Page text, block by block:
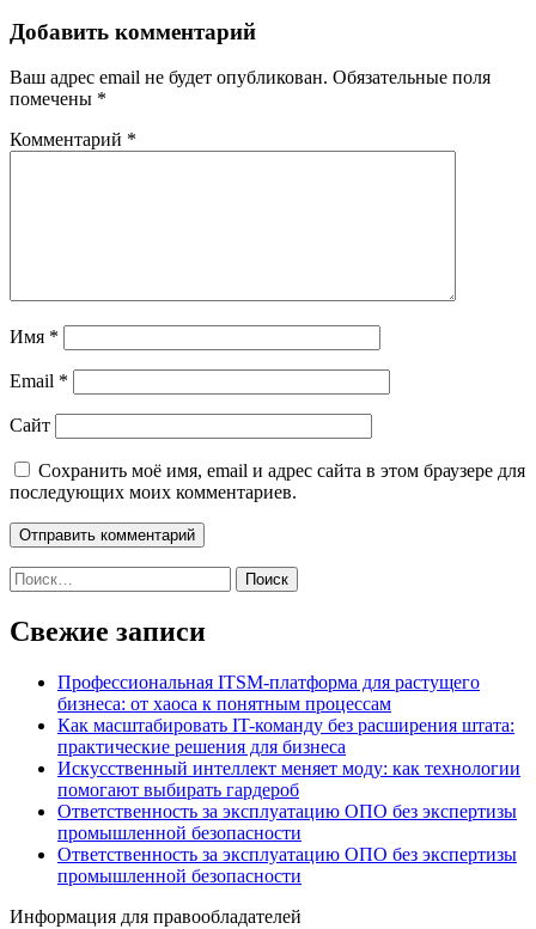
записям
Добавить комментарий
Ваш адрес email не будет опубликован. Обязательные поля
помечены *
Комментарий *
Имя *
Email *
Сайт
Сохранить моё имя, email и адрес сайта в этом браузере для
последующих моих комментариев.
Найти:
Свежие записи
Профессиональная ITSM-платформа для растущего
бизнеса: от хаоса к понятным процессам
Как масштабировать IT-команду без расширения штата:
практические решения для бизнеса
Искусственный интеллект меняет моду: как технологии
помогают выбирать гардероб
Ответственность за эксплуатацию ОПО без экспертизы
промышленной безопасности
Ответственность за эксплуатацию ОПО без экспертизы
промышленной безопасности
Информация для правообладателей